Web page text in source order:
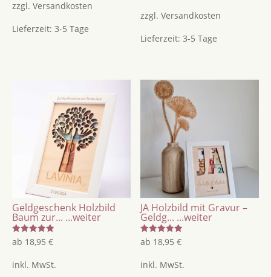
zzgl. Versandkosten
Lieferzeit: 3-5 Tage
zzgl.Versandkosten
Lieferzeit:3-5 Tage
Geldgeschenk Holzbild
Baum zur... ...weiter
Bewertet
mit
von 5
ab 18,95 €
inkl. MwSt.
JA Holzbild mit Gravur –
Geldg... ...weiter
Bewertet
mit
von 5
ab 18,95€
inkl. MwSt.